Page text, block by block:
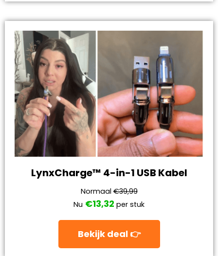
LynxCharge™ 4-in-1 USB Kabel
Normaal€39,99
Nu €13,32 per stuk
Bekijk deal 👉